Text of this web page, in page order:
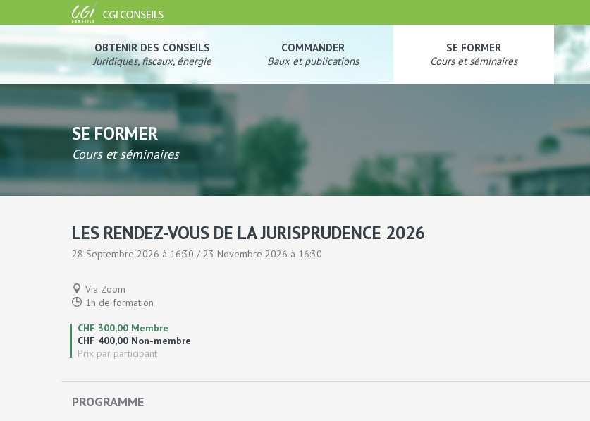
OBTENIR DES CONSEILS
Juridiques, fiscaux, énergie
COMMANDER
Baux et publications
SE FORMER
Cours et séminaires
SE FORMER
Cours et séminaires
LES RENDEZ-VOUS DE LA JURISPRUDENCE 2026
28 Septembre 2026 à 16:30 / 23 Novembre 2026 à 16:30
Via Zoom
1h de formation
CHF 300,00 Membre
CHF 400,00 Non-membre
Prix par participant
PROGRAMME